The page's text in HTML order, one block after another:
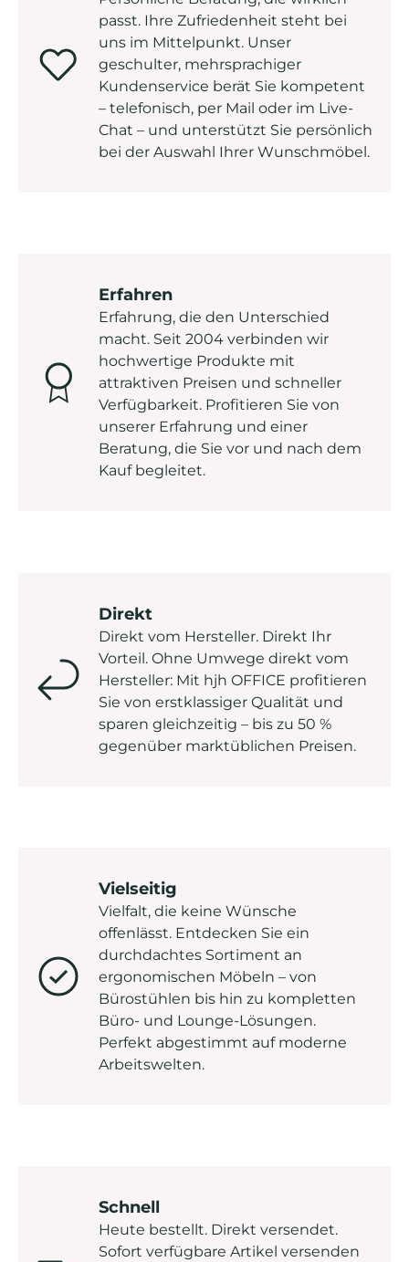
passt. Ihre Zufriedenheit steht bei
uns im Mittelpunkt. Unser
geschulter, mehrsprachiger
Kundenservice berät Sie kompetent
– telefonisch, per Mail oder im Live-
Chat – und unterstützt Sie persönlich
bei der Auswahl Ihrer Wunschmöbel.
Erfahren
Erfahrung, die den Unterschied
macht. Seit 2004 verbinden wir
hochwertige Produkte mit
attraktiven Preisen und schneller
Verfügbarkeit. Profitieren Sie von
unserer Erfahrung und einer
Beratung, die Sie vor und nach dem
Kauf begleitet.
Direkt
Direkt vom Hersteller. Direkt Ihr
Vorteil. Ohne Umwege direkt vom
Hersteller: Mit hjh OFFICE profitieren
Sie von erstklassiger Qualität und
sparen gleichzeitig – bis zu 50 %
gegenüber marktüblichen Preisen.
Vielseitig
Vielfalt, die keine Wünsche
offenlässt. Entdecken Sie ein
durchdachtes Sortiment an
ergonomischen Möbeln – von
Bürostühlen bis hin zu kompletten
Büro- und Lounge-Lösungen.
Perfekt abgestimmt auf moderne
Arbeitswelten.
Schnell
Heute bestellt. Direkt versendet.
Sofort verfügbare Artikel versenden